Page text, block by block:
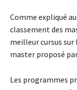
Comme expliqué
classement des
meilleur cursus
master proposé
Les programmes